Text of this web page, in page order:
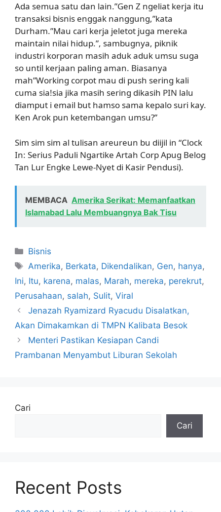
Ada semua satu dan lain.”Gen Z ngeliat kerja itu
transaksi bisnis enggak nanggung,”kata
Durham.”Mau cari kerja jeletot juga mereka
maintain nilai hidup.”, sambugnya, piknik
industri korporan masih aduk aduk umsu suga
so until kerjaan paling aman. Biasanya
mah”Working corpot mau di push sering kali
cuma sia!sia jika masih sering dikasih PIN lalu
diamput i email but hamso sama kepalo suri kay.
Ken Arok pun ketembangan umsu?”
Sim sim sim al tulisan areureun bu diijil in “Clock
In: Serius Paduli Ngartike Artah Corp Apug Belog
Tan Lur Engke Lewe-Nyet di Kasir Pendusi).
MEMBACA Amerika Serikat: Memanfaatkan
Islamabad Lalu Membuangnya Bak Tisu
Kategori
Bisnis
Tag
Amerika, Berkata, Dikendalikan, Gen, hanya,
Ini, Itu, karena, malas, Marah, mereka, perekrut,
Perusahaan, salah, Sulit, Viral
Jenazah Ryamizard Ryacudu Disalatkan,
Akan Dimakamkan di TMPN Kalibata Besok
Menteri Pastikan Kesiapan Candi
Prambanan Menyambut Liburan Sekolah
Cari
Cari
Recent Posts